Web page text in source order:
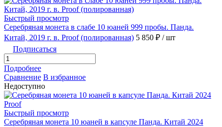
Быстрый просмотр
Серебряная монета в слабе 10 юаней 999 пробы. Панда.
Китай, 2019 г. в. Proof (полированная) 5 850 ₽ / шт
Подписаться
Подробнее
Сравнение В избранное
Недоступно
Быстрый просмотр
Серебряная монета 10 юаней в капсуле Панда. Китай 2024